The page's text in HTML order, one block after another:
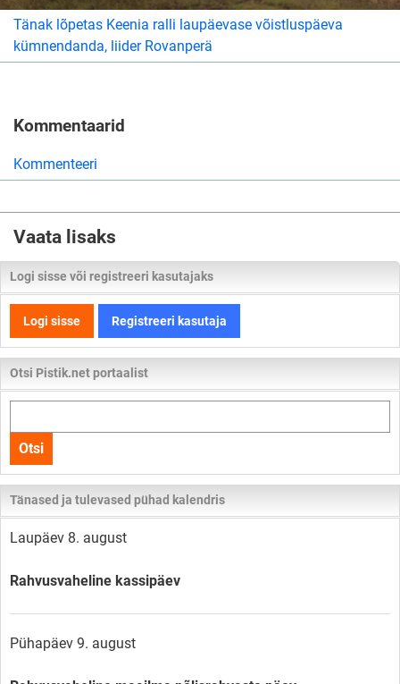
Tänak lõpetas Keenia ralli laupäevase võistluspäeva
kümnendanda, liider Rovanperä
Kommentaarid
Kommenteeri
Vaata lisaks
Logi sisse või registreeri kasutajaks
Logi sisse Registreeri kasutaja
Otsi Pistik.net portaalist
kogu
lehelt
Otsi
Tänased ja tulevased pühad kalendris
Laupäev 8. august
Rahvusvaheline kassipäev
Pühapäev 9. august